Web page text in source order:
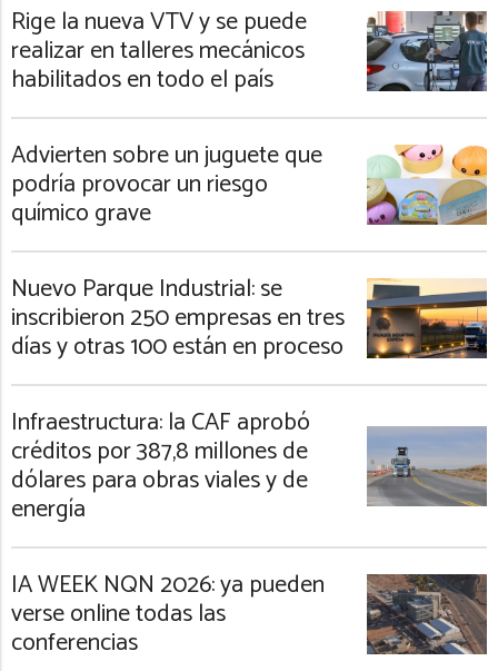
Rige la nueva VTV y se puede
realizar en talleres mecánicos
habilitados en todo el país
Advierten sobre un juguete que
podría provocar un riesgo
químico grave
Nuevo Parque Industrial: se
inscribieron 250 empresas en tres
días y otras 100 están en proceso
Infraestructura: la CAF aprobó
créditos por 387,8 millones de
dólares para obras viales y de
energía
IA WEEK NQN 2026: ya pueden
verse online todas las
conferencias